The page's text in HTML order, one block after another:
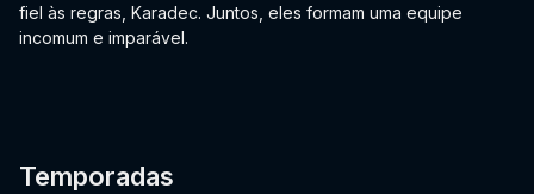
fiel às regras, Karadec. Juntos, eles formam uma equipe
incomum e imparável.
Temporadas